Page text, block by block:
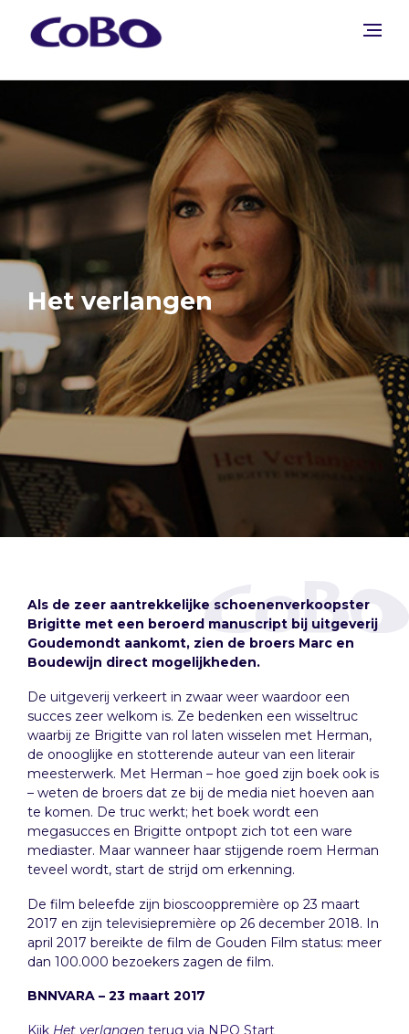
Het verlangen
Als de zeer aantrekkelijke schoenenverkoopster
Brigitte met een beroerd manuscript bij uitgeverij
Goudemondt aankomt, zien de broers Marc en
Boudewijn direct mogelijkheden.
De uitgeverij verkeert in zwaar weer waardoor een
succes zeer welkom is. Ze bedenken een wisseltruc
waarbij ze Brigitte van rol laten wisselen met Herman,
de onooglijke en stotterende auteur van een literair
meesterwerk. Met Herman – hoe goed zijn boek ook is
– weten de broers dat ze bij de media niet hoeven aan
te komen. De truc werkt; het boek wordt een
megasucces en Brigitte ontpopt zich tot een ware
mediaster. Maar wanneer haar stijgende roem Herman
teveel wordt, start de strijd om erkenning.
De film beleefde zijn bioscooppremière op 23 maart
2017 en zijn televisiepremière op 26 december 2018. In
april 2017 bereikte de film de Gouden Film status: meer
dan 100.000 bezoekers zagen de film.
BNNVARA – 23 maart 2017
Kijk Het verlangen terug via NPO Start